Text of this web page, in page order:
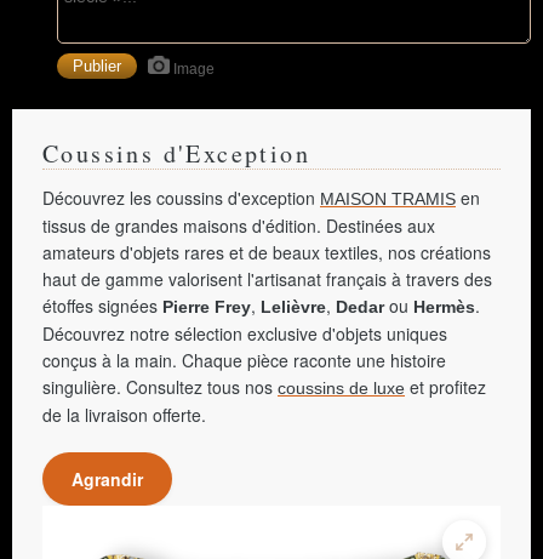
Image
Coussins d'Exception
Découvrez les coussins d'exception MAISON TRAMIS en
tissus de grandes maisons d'édition. Destinées aux
amateurs d'objets rares et de beaux textiles, nos créations
haut de gamme valorisent l'artisanat français à travers des
étoffes signées Pierre Frey, Lelièvre, Dedarou Hermès.
Découvrez notre sélection exclusive d'objets uniques
conçus à la main. Chaque pièce raconte une histoire
singulière. Consultez tous nos coussins de luxe et profitez
de la livraison offerte.
Agrandir